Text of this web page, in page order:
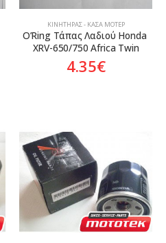
ΚΙΝΗΤΉΡΑΣ - ΚΆΣΑ ΜΟΤΈΡ
O’Ring Τάπας Λαδιού Honda
XRV-650/750 Africa Twin
4.35€